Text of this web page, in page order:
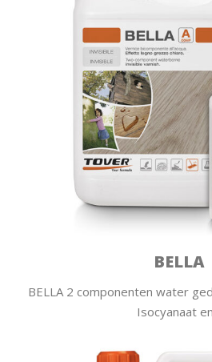
BELLA
BELLA 2 componenten water
Isocyanaat